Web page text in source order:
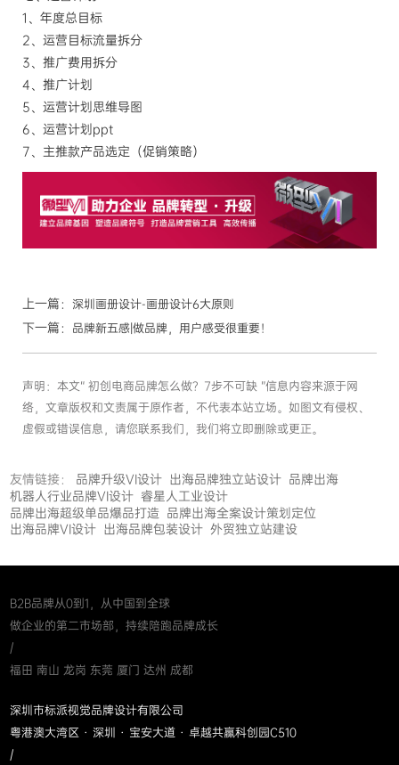
1、年度总目标
2、运营目标流量拆分
3、推广费用拆分
4、推广计划
5、运营计划思维导图
6、运营计划ppt
7、主推款产品选定（促销策略）
上一篇： 深圳画册设计-画册设计6大原则
下一篇： 品牌新五感|做品牌，用户感受很重要！
声明：本文“ 初创电商品牌怎么做？7步不可缺 ”信息内容来源于网
络，文章版权和文责属于原作者，不代表本站立场。如图文有侵权、
虚假或错误信息，请您联系我们，我们将立即删除或更正。
友情链接： 品牌升级VI设计 出海品牌独立站设计 品牌出海
机器人行业品牌VI设计 睿星人工业设计
品牌出海超级单品爆品打造 品牌出海全案设计策划定位
出海品牌VI设计 出海品牌包装设计 外贸独立站建设
B2B品牌从0到1，从中国到全球
做企业的第二市场部，持续陪跑品牌成长
/
福田 南山 龙岗 东莞 厦门 达州 成都
深圳市标派视觉品牌设计有限公司
粤港澳大湾区 · 深圳 · 宝安大道 · 卓越共赢科创园C510
/